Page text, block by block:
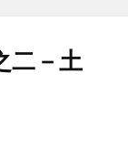
二－土